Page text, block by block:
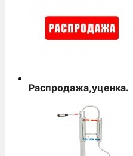
Распродажа,уценка.